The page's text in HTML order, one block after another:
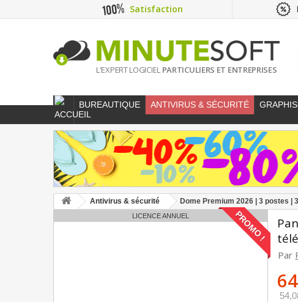
Satisfaction
L'EXPERT LOGICIEL PARTICULIERS ET ENTREPRISES
BUREAUTIQUE ANTIVIRUS & SÉCURITÉ
Antivirus & sécurité Dome Premium 2026 | 3 postes |
LICENCE ANNUEL PROMO !
Par